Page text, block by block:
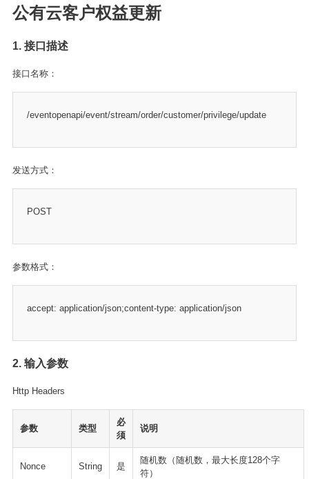
公有云客户权益更新
1. 接口描述
接口名称：
/eventopenapi/event/stream/order/customer/privilege/update
发送方式：
POST
参数格式：
accept: application/json;content-type: application/json
2. 输入参数
Http Headers
参数 类型
必
须
说明
Nonce String 是
随机数（随机数，最大长度128个字
符）